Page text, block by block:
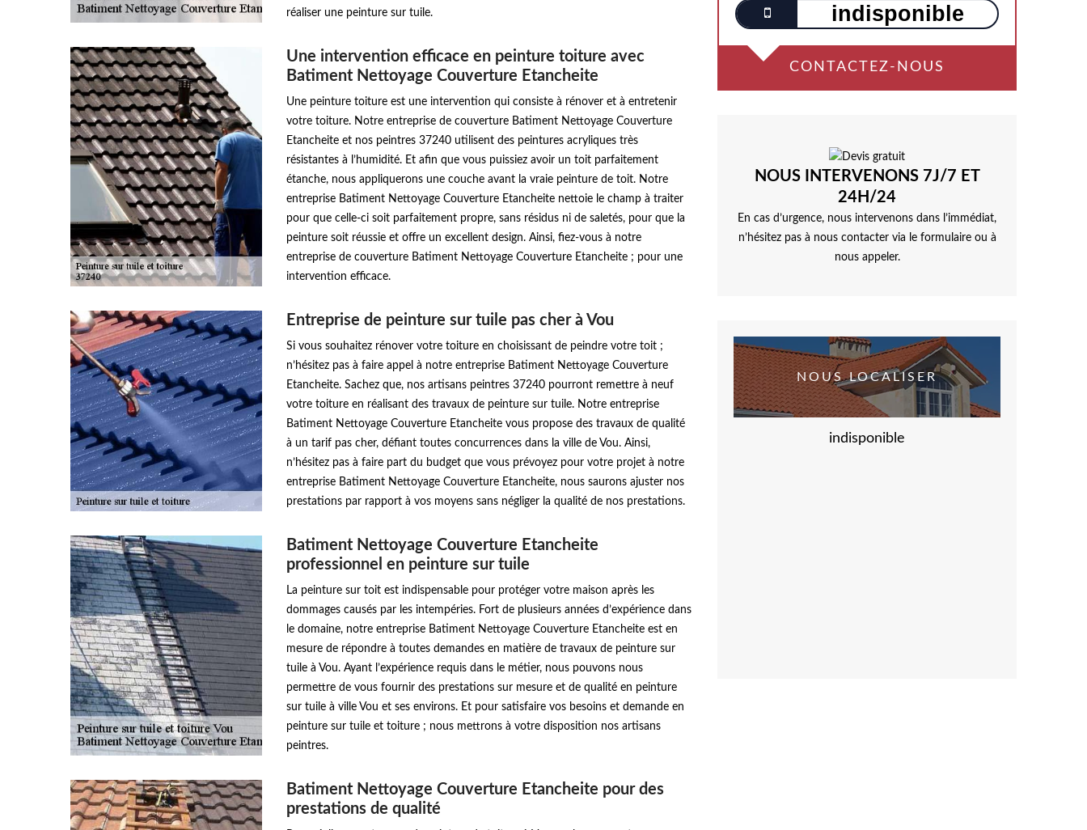
réaliser une peinture sur tuile.
Une intervention efficace en peinture toiture avec
Batiment Nettoyage Couverture Etancheite
Une peinture toiture est une intervention qui consiste à rénover et à entretenir
votre toiture. Notre entreprise de couverture Batiment Nettoyage Couverture
Etancheite et nos peintres 37240 utilisent des peintures acryliques très
résistantes à l’humidité. Et afin que vous puissiez avoir un toit parfaitement
étanche, nous appliquerons une couche avant la vraie peinture de toit. Notre
entreprise Batiment Nettoyage Couverture Etancheite nettoie le champ à traiter
pour que celle-ci soit parfaitement propre, sans résidus ni de saletés, pour que la
peinture soit réussie et offre un excellent design. Ainsi, fiez-vous à notre
entreprise de couverture Batiment Nettoyage Couverture Etancheite ; pour une
intervention efficace.
Entreprise de peinture sur tuile pas cher à Vou
Si vous souhaitez rénover votre toiture en choisissant de peindre votre toit ;
n’hésitez pas à faire appel à notre entreprise Batiment Nettoyage Couverture
Etancheite. Sachez que, nos artisans peintres 37240 pourront remettre à neuf
votre toiture en réalisant des travaux de peinture sur tuile. Notre entreprise
Batiment Nettoyage Couverture Etancheite vous propose des travaux de qualité
à un tarif pas cher, défiant toutes concurrences dans la ville de Vou. Ainsi,
n’hésitez pas à faire part du budget que vous prévoyez pour votre projet à notre
entreprise Batiment Nettoyage Couverture Etancheite, nous saurons ajuster nos
prestations par rapport à vos moyens sans négliger la qualité de nos prestations.
Batiment Nettoyage Couverture Etancheite
professionnel en peinture sur tuile
La peinture sur toit est indispensable pour protéger votre maison après les
dommages causés par les intempéries. Fort de plusieurs années d’expérience dans
le domaine, notre entreprise Batiment Nettoyage Couverture Etancheite est en
mesure de répondre à toutes demandes en matière de travaux de peinture sur
tuile à Vou. Ayant l’expérience requis dans le métier, nous pouvons nous
permettre de vous fournir des prestations sur mesure et de qualité en peinture
sur tuile à ville Vou et ses environs. Et pour satisfaire vos besoins et demande en
peinture sur tuile et toiture ; nous mettrons à votre disposition nos artisans
peintres.
Batiment Nettoyage Couverture Etancheite pour des
prestations de qualité
indisponible
CONTACTEZ-NOUS
NOUS INTERVENONS 7J/7 ET
24H/24
En cas d’urgence, nous intervenons dans l’immédiat,
n’hésitez pas à nous contacter via le formulaire ou à
nous appeler.
NOUS LOCALISER
indisponible